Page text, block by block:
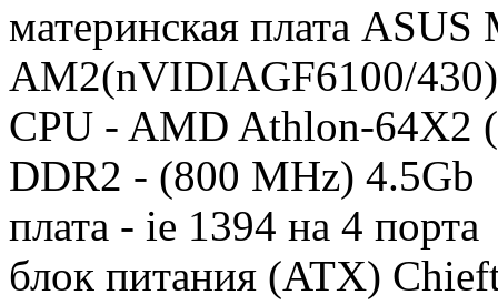
материнская плата
AM2(nVIDIAGF6100/430)
CPU - AMD Athlon-64X2
DDR2 - (800 MHz) 4.5Gb
плата - ie 1394 на 4 порта
блок питания (ATX)